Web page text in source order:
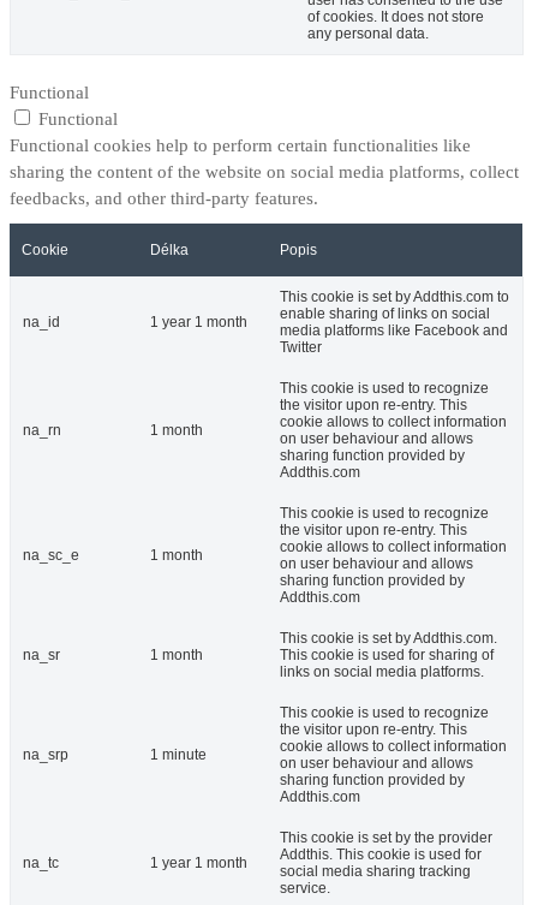
of cookies. It does not store
any personal data.
Functional
Functional
Functional cookies help to perform certain functionalities like
sharing the content of the website on social media platforms, collect
feedbacks, and other third-party features.
Cookie Délka Popis
na_id 1 year 1 month
This cookie is set by Addthis.com to
enable sharing of links on social
media platforms like Facebook and
Twitter
na_rn 1 month
This cookie is used to recognize
the visitor upon re-entry. This
cookie allows to collect information
on user behaviour and allows
sharing function provided by
Addthis.com
na_sc_e 1 month
This cookie is used to recognize
the visitor upon re-entry. This
cookie allows to collect information
on user behaviour and allows
sharing function provided by
Addthis.com
na_sr 1 month
This cookie is set by Addthis.com.
This cookie is used for sharing of
links on social media platforms.
na_srp 1 minute
This cookie is used to recognize
the visitor upon re-entry. This
cookie allows to collect information
on user behaviour and allows
sharing function provided by
Addthis.com
na_tc 1 year 1 month
This cookie is set by the provider
Addthis. This cookie is used for
social media sharing tracking
service.